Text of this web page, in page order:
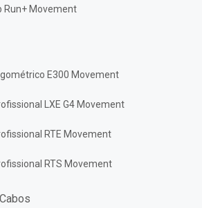
Run+ Movement
E300 Movement
LXE G4 Movement
RTE Movement
RTS Movement